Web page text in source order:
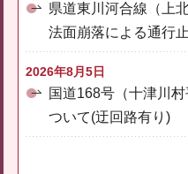
県道東川河合線（上
法面崩落による通行
2026年8月5日
国道168号（十津川
ついて(迂回路有り)